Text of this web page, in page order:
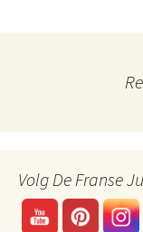
Volg De Franse